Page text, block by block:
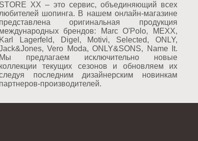
STORE XX – это сервис, объединяющий всех
любителей шопинга. В нашем онлайн-магазине
представлена оригинальная продукция
международных брендов: Marc O'Polo, MEXX,
Karl Lagerfeld, Digel, Motivi, Selected, ONLY,
Vero Moda, ONLY&SONS, Name It.
Мы предлагаем исключительно новые
коллекции текущих сезонов и обновляем их
последним дизайнерским новинкам
партнеров-производителей.